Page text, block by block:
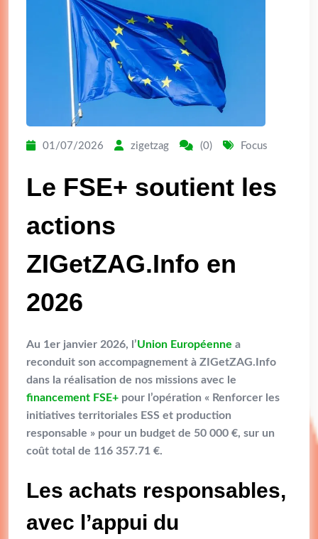
01/07/2026 zigetzag (0) Focus
Le FSE+ soutient les
actions
ZIGetZAG.Info en
2026
Au 1er janvier 2026, l’Union Européenne a
reconduit son accompagnement à ZIGetZAG.Info
dans la réalisation de nos missions avec le
financement FSE+ pour l’opération « Renforcer les
initiatives territoriales ESS et production
responsable » pour un budget de 50 000 €, sur un
coût total de 116 357.71 €.
Les achats responsables,
avec l’appui du